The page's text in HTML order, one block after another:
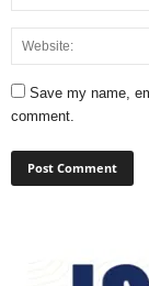
Save my name,
comment.